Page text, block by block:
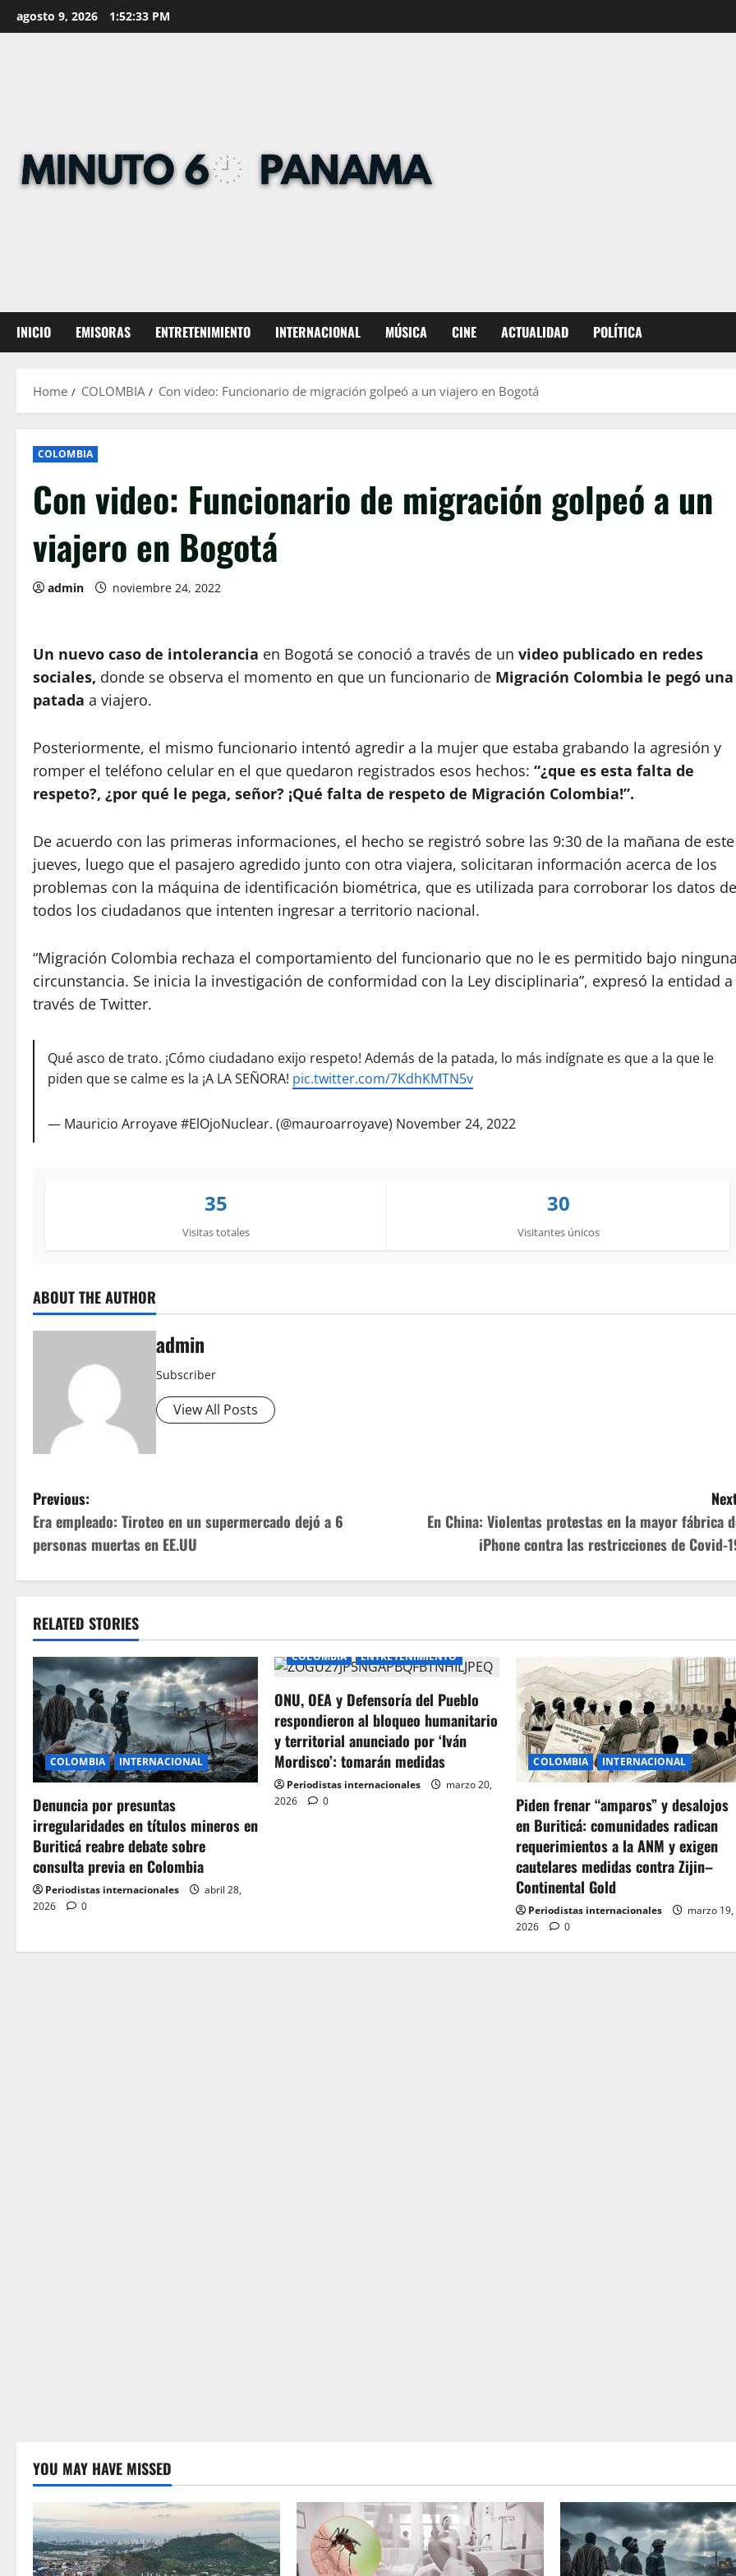
to
agosto 9, 2026 1:52:34 PM
INICIO EMISORAS ENTRETENIMIENTO INTERNACIONAL MÚSICA CINE ACTUALIDAD POLÍTICA
Home COLOMBIA Con video: Funcionario de migración golpeó a un viajero en Bogotá
COLOMBIA
Con video: Funcionario de migración golpeó a un
viajero en Bogotá
admin noviembre 24, 2022
Un nuevo caso de intolerancia en Bogotá se conoció a través de un video publicado en redes
sociales, donde se observa el momento en que un funcionario de Migración Colombia le pegó una
patada a viajero.
Posteriormente, el mismo funcionario intentó agredir a la mujer que estaba grabando la agresión y
romper el teléfono celular en el que quedaron registrados esos hechos: “¿que es esta falta de
respeto?, ¿por qué le pega, señor? ¡Qué falta de respeto de Migración Colombia!”.
De acuerdo con las primeras informaciones, el hecho se registró sobre las 9:30 de la mañana de este
jueves, luego que el pasajero agredido junto con otra viajera, solicitaran información acerca de los
problemas con la máquina de identificación biométrica, que es utilizada para corroborar los datos de
todos los ciudadanos que intenten ingresar a territorio nacional.
“Migración Colombia rechaza el comportamiento del funcionario que no le es permitido bajo
circunstancia. Se inicia la investigación de conformidad con la Ley disciplinaria”, expresó la entidad a
través de Twitter.
Qué asco de trato. ¡Cómo ciudadano exijo respeto! Además de la patada, lo más indígnate es que a la que le
piden que se calme es la ¡A LA SEÑORA! pic.twitter.com/7KdhKMTN5v
— Mauricio Arroyave #ElOjoNuclear. (@mauroarroyave) November 24, 2022
35
Visitas totales
30
Visitantes únicos
ABOUT THE AUTHOR
admin
Subscriber
View All Posts
P
o
s
n
a
v
i
g
a
t
i
o
n
Previous:
Era empleado: Tiroteo en un supermercado dejó a 6
personas muertas en EE.UU
En China: Violentas protestas en la mayor fábrica
iPhone contra las restricciones de Covid-
RELATED STORIES
COLOMBIA INTERNACIONAL
Denuncia por presuntas
irregularidades en títulos mineros en
Buriticá reabre debate sobre
consulta previa en Colombia
Periodistas internacionales
abril 28,
2026
0
COLOMBIA ENTRETENIMIENTO
ONU, OEA y Defensoría del Pueblo
respondieron al bloqueo humanitario
y territorial anunciado por ‘Iván
Mordisco’: tomarán medidas
Periodistas internacionales
marzo 20,
2026
0
COLOMBIA INTERNACIONAL
Piden frenar “amparos” y desalojos
en Buriticá: comunidades radican
requerimientos a la ANM y exigen
cautelares medidas contra Zijin–
Continental Gold
Periodistas internacionales
marzo 19,
2026
0
YOU MAY HAVE MISSED